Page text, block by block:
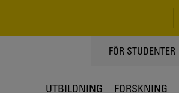
TOPPMENY
FÖR STUDENTER
UTBILDNING FORSKNING